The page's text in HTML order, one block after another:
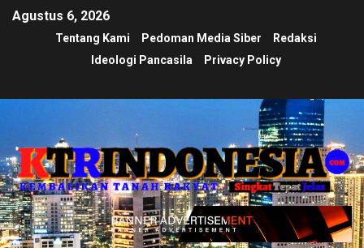
Agustus 6, 2026
Tentang Kami Pedoman Media Siber
Redaksi
Ideologi Pancasila
Privacy Policy